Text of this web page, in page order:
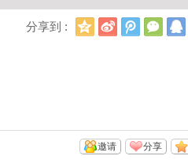
分享到 :
Q
新
浪
腾
讯
微
信
分享
邀请